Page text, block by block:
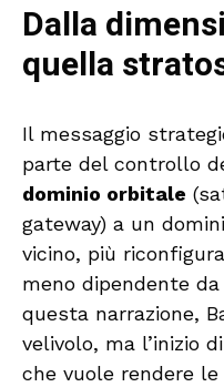
Dalla
quella
Il messaggio
parte del controllo
dominio orbitale
gateway) a un
vicino, più
meno dipendente
questa narrazione,
velivolo, ma l’inizio
che vuole rendere